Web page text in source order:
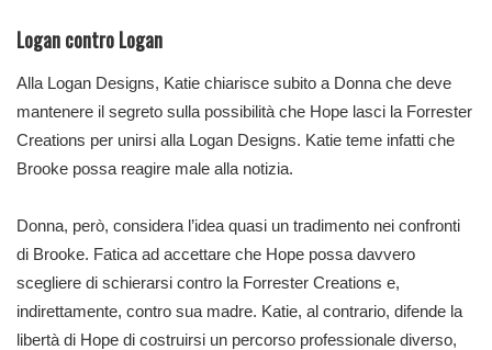
Logan contro Logan
Alla Logan Designs, Katie chiarisce subito a Donna che deve
mantenere il segreto sulla possibilità che Hope lasci la Forrester
Creations per unirsi alla Logan Designs. Katie teme infatti che
Brooke possa reagire male alla notizia.
Donna, però, considera l’idea quasi un tradimento nei confronti
di Brooke. Fatica ad accettare che Hope possa davvero
scegliere di schierarsi contro la Forrester Creations e,
indirettamente, contro sua madre. Katie, al contrario, difende la
libertà di Hope di costruirsi un percorso professionale diverso,